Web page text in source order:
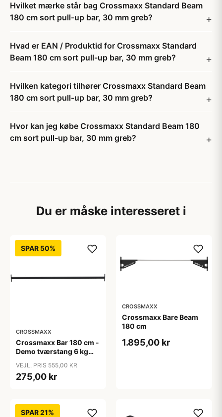
Hvilket mærke står bag Crossmaxx Standard Beam
180 cm sort pull-up bar, 30 mm greb?
Hvad er EAN / Produktid for Crossmaxx Standard
Beam 180 cm sort pull-up bar, 30 mm greb?
Hvilken kategori tilhører Crossmaxx Standard Beam
180 cm sort pull-up bar, 30 mm greb?
Hvor kan jeg købe Crossmaxx Standard Beam 180
cm sort pull-up bar, 30 mm greb?
Du er måske interesseret i
SPAR 50%
CROSSMAXX
Crossmaxx Bar 180 cm -
Demo tværstang 6 kg
VEJL. PRIS 555,00 KR
275,00 kr
CROSSMAXX
Crossmaxx Bare Beam
180 cm
1.895,00 kr
SPAR 21%